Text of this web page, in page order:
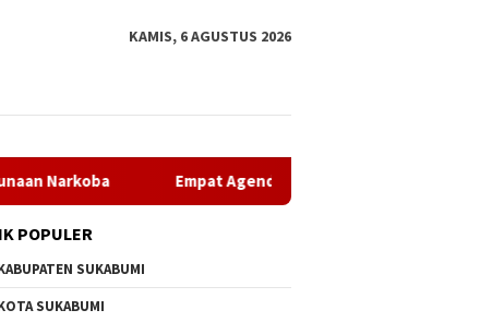
KAMIS, 6 AGUSTUS 2026
Empat Agenda Strategis Dprd Sukabumi Masuki Tahap
POPULER
SUKABUMI
SUKABUMI